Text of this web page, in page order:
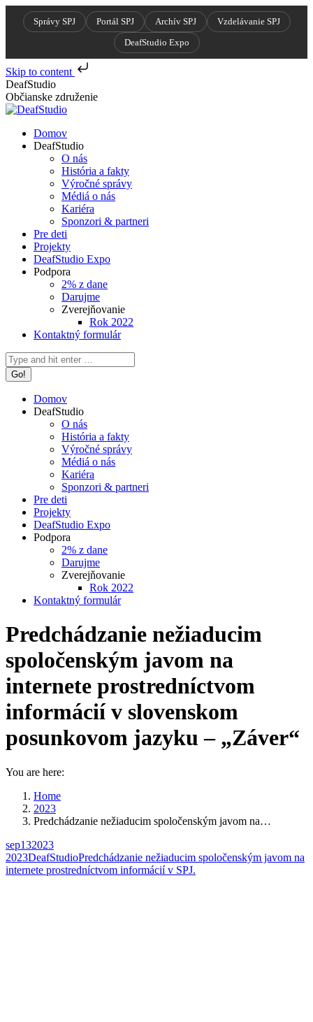
Správy SPJ Portál SPJ Archív SPJ
Vzdelávanie SPJ
DeafStudio Expo
Skip to content
Skip
to
content
DeafStudio
Občianske združenie
Domov
DeafStudio
O nás
História a fakty
Výročné správy
Médiá o nás
Kariéra
Sponzori & partneri
Pre deti
Projekty
DeafStudio Expo
Podpora
2% z dane
Darujme
Zverejňovanie
Rok 2022
Kontaktný formulár
Search:
Domov
DeafStudio
O nás
História a fakty
Výročné správy
Médiá o nás
Kariéra
Sponzori & partneri
Pre deti
Projekty
DeafStudio Expo
Podpora
2% z dane
Darujme
Zverejňovanie
Rok 2022
Kontaktný formulár
Predchádzanie nežiaducim
spoločenským javom na
internete prostredníctvom
informácií v slovenskom
posunkovom jazyku – „Záver“
You are here:
Home
2023
Predchádzanie nežiaducim spoločenským javom na…
sep132023
2023DeafStudioPredchádzanie nežiaducim spoločenským javom na
internete prostredníctvom informácií v SPJ.